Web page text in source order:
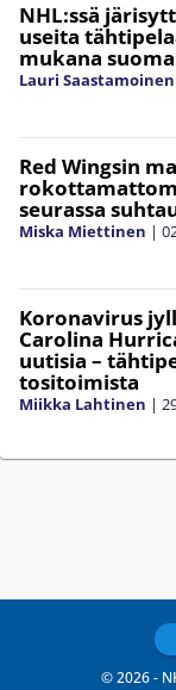
NHL:ssä
useita
mukana
Lauri Saastamoinen
Red Wingsin
seurassa
Miska Miettinen |
Koronavirus
Carolina
uutisia –
tositoimista
Miikka Lahtinen |
© 2026 -